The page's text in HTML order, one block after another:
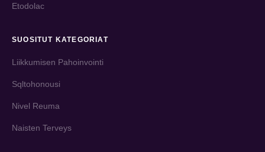
Etodolac
SUOSITUT KATEGORIAT
Liikkumisen Pahoinvointi
Sqltohonousi
Nivel Reuma
Naisten Terveys